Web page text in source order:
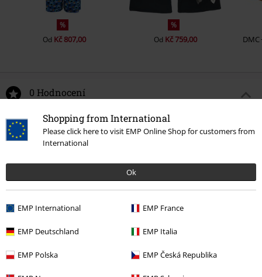
Shopping from International
Please click here to visit EMP Online Shop for customers from
International
Ok
EMP International EMP France
EMP Deutschland EMP Italia
EMP Polska EMP Česká Republika
%
Od Kč 807,00
%
Od Kč 759,00 DMC
0 Hodnocení
Podělte se o váš názor "Cookie Monster - Moonlight".
Napsat hodnocení